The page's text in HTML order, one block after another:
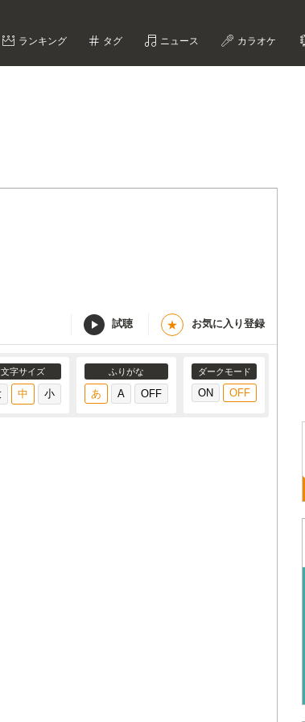
ランキング タグ ニュース カラオケ
試聴 ★ お気に入り登録
文字サイズ ふりがな ダークモード